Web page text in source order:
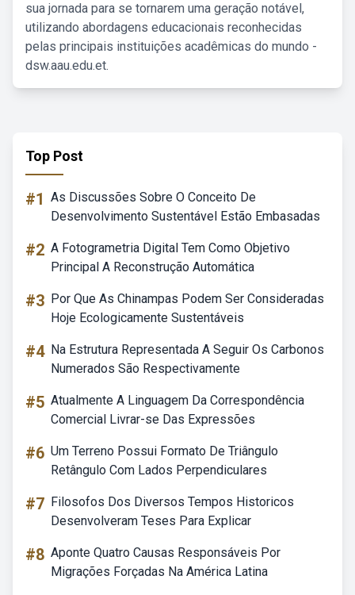
sua jornada para se tornarem uma geração notável,
utilizando abordagens educacionais reconhecidas
pelas principais instituições acadêmicas do mundo -
dsw.aau.edu.et.
Top Post
#1 As Discussões Sobre O Conceito De
Desenvolvimento Sustentável Estão Embasadas
#2 A Fotogrametria Digital Tem Como Objetivo
Principal A Reconstrução Automática
#3 Por Que As Chinampas Podem Ser Consideradas
Hoje Ecologicamente Sustentáveis
#4 Na Estrutura Representada A Seguir Os Carbonos
Numerados São Respectivamente
#5 Atualmente A Linguagem Da Correspondência
Comercial Livrar-se Das Expressões
#6 Um Terreno Possui Formato De Triângulo
Retângulo Com Lados Perpendiculares
#7 Filosofos Dos Diversos Tempos Historicos
Desenvolveram Teses Para Explicar
#8 Aponte Quatro Causas Responsáveis Por
Migrações Forçadas Na América Latina